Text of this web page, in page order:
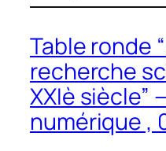
Table ronde
recherche
XXIè siècle”
numérique ,